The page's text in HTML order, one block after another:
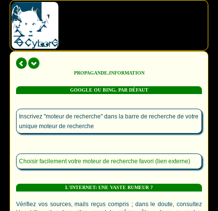
PROPAGANDE,INFORMATION
GOOGLE OU BING, PAR DÉFAUT
Inscrivez "moteur de recherche" dans la barre de recherche de votre
unique moteur de recherche
Choisir facilement votre moteur de recherche favori (lien externe)
L'INTERNET: UNE VASTE RUMEUR ?
Vérifiez vos sources, mails reçus compris ; dans le doute, consultez